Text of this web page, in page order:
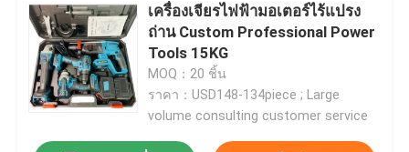
เครื่องเจียรไฟฟ้ามอเตอร์ไร้แปรง
ถ่าน Custom Professional Power
Tools 15KG
MOQ：20 ชิ้น
ราคา：USD148-134piece ; Large
volume consulting customer service